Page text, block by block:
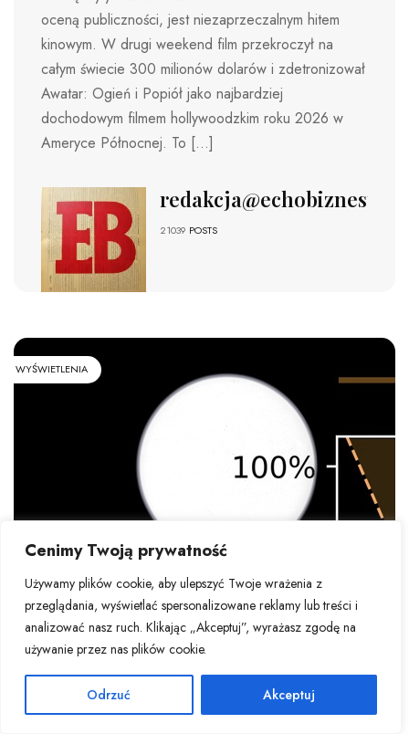
Cenimy Twoją prywatność
Używamy plików cookie, aby ulepszyć Twoje wrażenia z
przeglądania, wyświetlać spersonalizowane reklamy lub treści i
analizować nasz ruch. Klikając „Akceptuj”, wyrażasz zgodę na
używanie przez nas plików cookie.
Odrzuć Akceptuj
oceną publiczności, jest niezaprzeczalnym hitem
kinowym. W drugi weekend film przekroczył na
całym świecie 300 milionów dolarów i zdetronizował
Awatar: Ogień i Popiół jako najbardziej
dochodowym filmem hollywoodzkim roku 2026 w
Ameryce Północnej. To […]
redakcja@echobiznesu.pl
21039 POSTS
WYŚWIETLENIA